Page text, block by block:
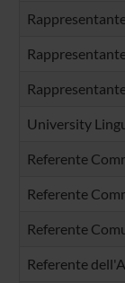
University
Referente
Referente
Referente
Referente